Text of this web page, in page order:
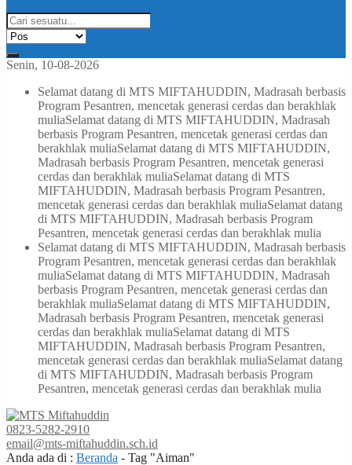
Senin, 10-08-2026
Selamat datang di MTS MIFTAHUDDIN, Madrasah berbasis
Program Pesantren, mencetak generasi cerdas dan berakhlak
muliaSelamat datang di MTS MIFTAHUDDIN, Madrasah
berbasis Program Pesantren, mencetak generasi cerdas dan
berakhlak muliaSelamat datang di MTS MIFTAHUDDIN,
Madrasah berbasis Program Pesantren, mencetak generasi
cerdas dan berakhlak muliaSelamat datang di MTS
MIFTAHUDDIN, Madrasah berbasis Program Pesantren,
mencetak generasi cerdas dan berakhlak muliaSelamat datang
di MTS MIFTAHUDDIN, Madrasah berbasis Program
Pesantren, mencetak generasi cerdas dan berakhlak mulia
Selamat datang di MTS MIFTAHUDDIN, Madrasah berbasis
Program Pesantren, mencetak generasi cerdas dan berakhlak
muliaSelamat datang di MTS MIFTAHUDDIN, Madrasah
berbasis Program Pesantren, mencetak generasi cerdas dan
berakhlak muliaSelamat datang di MTS MIFTAHUDDIN,
Madrasah berbasis Program Pesantren, mencetak generasi
cerdas dan berakhlak muliaSelamat datang di MTS
MIFTAHUDDIN, Madrasah berbasis Program Pesantren,
mencetak generasi cerdas dan berakhlak muliaSelamat datang
di MTS MIFTAHUDDIN, Madrasah berbasis Program
Pesantren, mencetak generasi cerdas dan berakhlak mulia
0823-5282-2910
email@mts-miftahuddin.sch.id
Anda ada di : Beranda - Tag "Aiman"